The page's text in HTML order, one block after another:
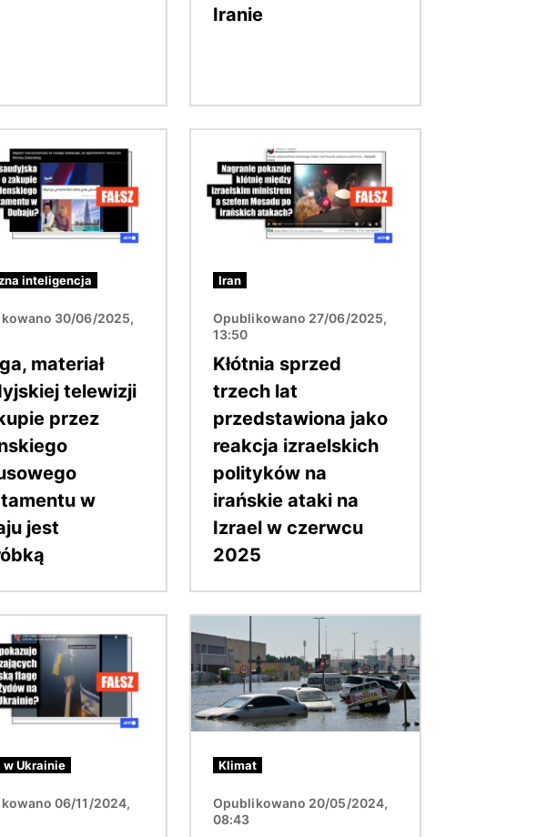
Iranie
inteligencja
30/06/2025,
materiał
telewizji
przez
w
jest
Iran
Opublikowano 27/06/2025,
13:50
Kłótnia sprzed
trzech lat
przedstawiona jako
reakcja izraelskich
polityków na
irańskie ataki na
Izrael w czerwcu
2025
w Ukrainie
06/11/2024,
Klimat
Opublikowano 20/05/2024,
08:43